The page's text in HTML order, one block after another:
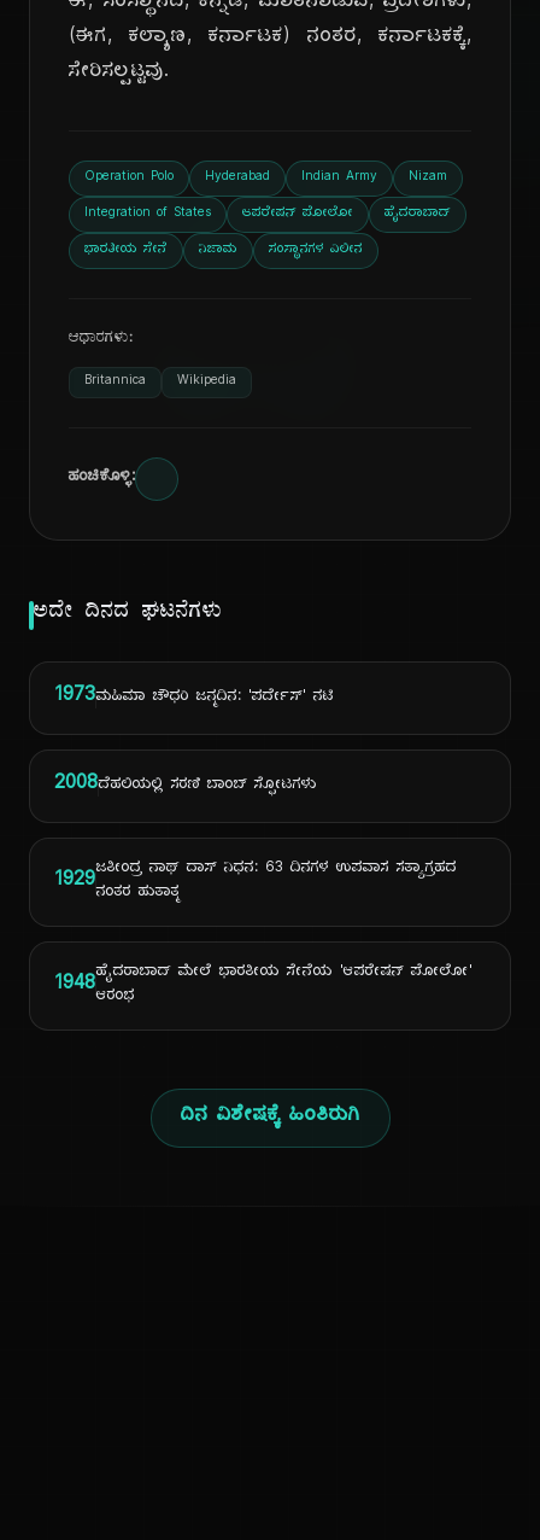
ದಿ
(ಈಗ, ಕಲ್ಯಾಣ, ಕರ್ನಾಟಕ) ನಂತರ, ಕರ್ನಾಟಕಕ್ಕೆ,
ಸೇರಿಸಲ್ಪಟ್ಟವು.
Operation Polo Hyderabad Indian Army Nizam
Integration of States ಆಪರೇಷನ್ ಪೋಲೋ ಹೈದರಾಬಾದ್
ಭಾರತೀಯ ಸೇನೆ ನಿಜಾಮ ಸಂಸ್ಥಾನಗಳ ವಿಲೀನ
ಆಧಾರಗಳು:
Britannica Wikipedia
ಹಂಚಿಕೊಳ್ಳಿ:
ಅದೇ ದಿನದ ಘಟನೆಗಳು
1973ಮಹಿಮಾ ಚೌಧರಿ ಜನ್ಮದಿನ: 'ಪರ್ದೇಸ್' ನಟಿ
2008ದೆಹಲಿಯಲ್ಲಿ ಸರಣಿ ಬಾಂಬ್ ಸ್ಫೋಟಗಳು
1929ಜತೀಂದ್ರ ನಾಥ್ ದಾಸ್ ನಿಧನ: 63 ದಿನಗಳ ಉಪವಾಸ ಸತ್ಯಾಗ್ರಹದ
ನಂತರ ಹುತಾತ್ಮ
1948ಹೈದರಾಬಾದ್ ಮೇಲೆ ಭಾರತೀಯ ಸೇನೆಯ 'ಆಪರೇಷನ್ ಪೋಲೋ'
ಆರಂಭ
ದಿನ ವಿಶೇಷಕ್ಕೆ ಹಿಂತಿರುಗಿ